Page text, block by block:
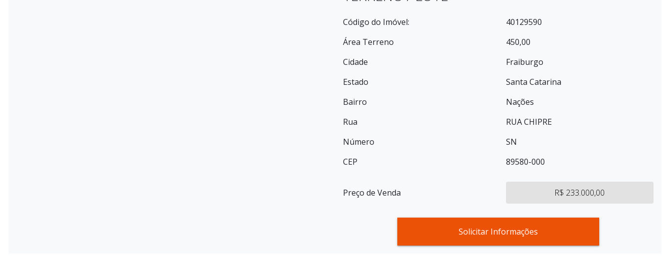
Código do Imóvel:
40129590
Área Terreno
450,00
Cidade
Fraiburgo
Estado
Santa Catarina
Bairro
Nações
Rua
RUA CHIPRE
Número
SN
CEP
89580-000
Preço de Venda R$ 233.000,00
Solicitar Informações